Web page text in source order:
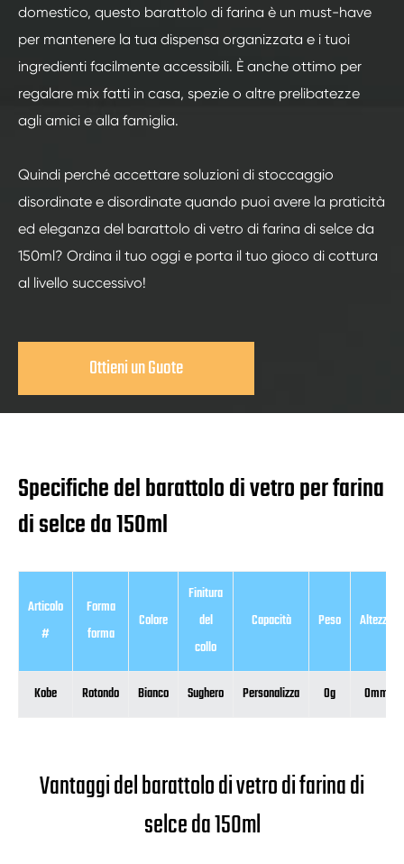
domestico, questo barattolo di farina è un must-have
per mantenere la tua dispensa organizzata e i tuoi
ingredienti facilmente accessibili. È anche ottimo per
regalare mix fatti in casa, spezie o altre prelibatezze
agli amici e alla famiglia.
Quindi perché accettare soluzioni di stoccaggio
disordinate e disordinate quando puoi avere la praticità
ed eleganza del barattolo di vetro di farina di selce da
150ml? Ordina il tuo oggi e porta il tuo gioco di cottura
al livello successivo!
Ottieni un Guote
Specifiche del barattolo di vetro per farina
di selce da 150ml
Articolo
#
Forma
forma
Colore
Finitura
del
collo
Capacità Peso Altezza
Kobe Rotondo Bianco Sughero Personalizza 0g 0mm
Vantaggi del barattolo di vetro di farina di
selce da 150ml